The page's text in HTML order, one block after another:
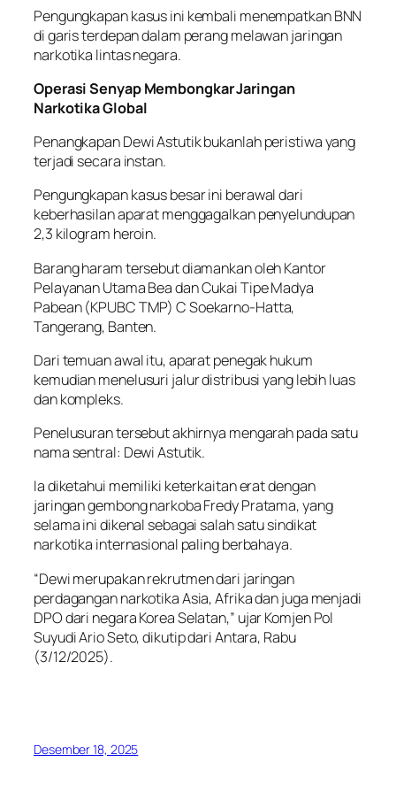
Pengungkapan kasus ini kembali menempatkan BNN
di garis terdepan dalam perang melawan jaringan
narkotika lintas negara.
Operasi Senyap Membongkar Jaringan
Narkotika Global
Penangkapan Dewi Astutik bukanlah peristiwa yang
terjadi secara instan.
Pengungkapan kasus besar ini berawal dari
keberhasilan aparat menggagalkan penyelundupan
2,3 kilogram heroin.
Barang haram tersebut diamankan oleh Kantor
Pelayanan Utama Bea dan Cukai Tipe Madya
Pabean (KPUBC TMP) C Soekarno-Hatta,
Tangerang, Banten.
Dari temuan awal itu, aparat penegak hukum
kemudian menelusuri jalur distribusi yang lebih luas
dan kompleks.
Penelusuran tersebut akhirnya mengarah pada satu
nama sentral: Dewi Astutik.
Ia diketahui memiliki keterkaitan erat dengan
jaringan gembong narkoba Fredy Pratama, yang
selama ini dikenal sebagai salah satu sindikat
narkotika internasional paling berbahaya.
“Dewi merupakan rekrutmen dari jaringan
perdagangan narkotika Asia, Afrika dan juga menjadi
DPO dari negara Korea Selatan,” ujar Komjen Pol
Suyudi Ario Seto, dikutip dari Antara, Rabu
(3/12/2025).
Desember 18, 2025